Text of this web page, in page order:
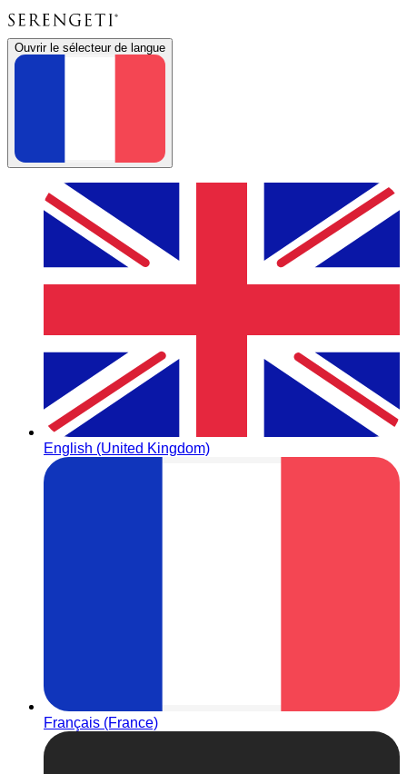
Ouvrir le sélecteur de langue
English (United Kingdom)
Français (France)